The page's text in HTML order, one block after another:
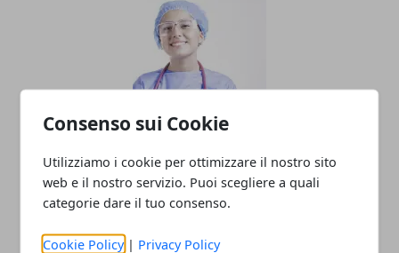
Consenso sui Cookie
Utilizziamo i cookie per ottimizzare il nostro sito
web e il nostro servizio. Puoi scegliere a quali
categorie dare il tuo consenso.
Cookie Policy | Privacy Policy
Guida alla Ricerca e alla Scelta del
Servizio Online